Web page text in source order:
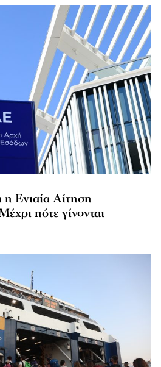
Ενιαία Αίτηση
πότε γίνονται